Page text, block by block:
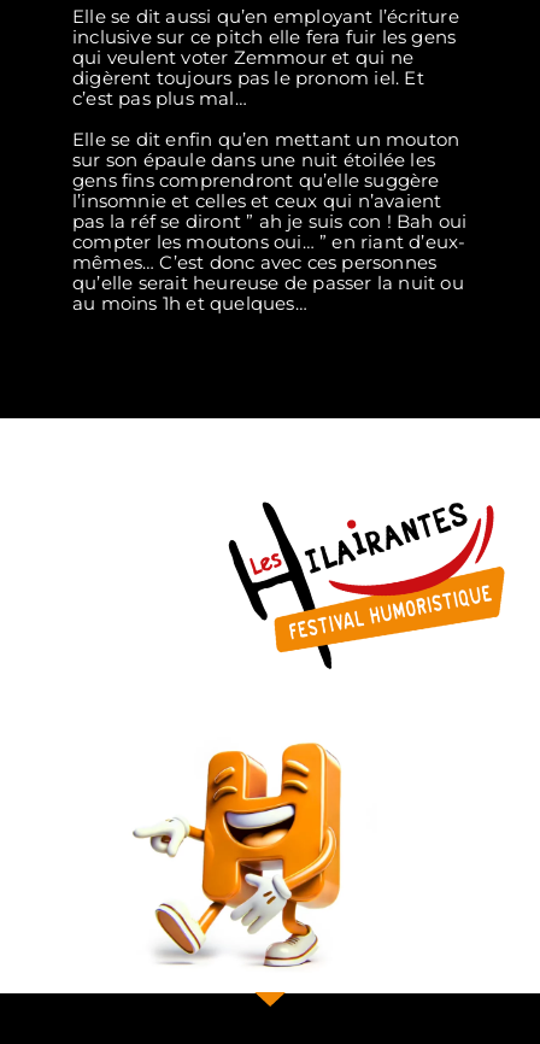
Elle se dit aussi qu’en employant l’écriture
inclusive sur ce pitch elle fera fuir les gens
qui veulent voter Zemmour et qui ne
digèrent toujours pas le pronom iel. Et
c’est pas plus mal…
Elle se dit enfin qu’en mettant un mouton
sur son épaule dans une nuit étoilée les
gens fins comprendront qu’elle suggère
l’insomnie et celles et ceux qui n’avaient
pas la réf se diront ” ah je suis con ! Bah oui
compter les moutons oui… ” en riant d’eux-
mêmes… C’est donc avec ces personnes
qu’elle serait heureuse de passer la nuit ou
au moins 1h et quelques…